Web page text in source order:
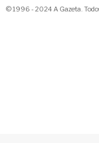
© 1996 - 2024 A Gazeta.